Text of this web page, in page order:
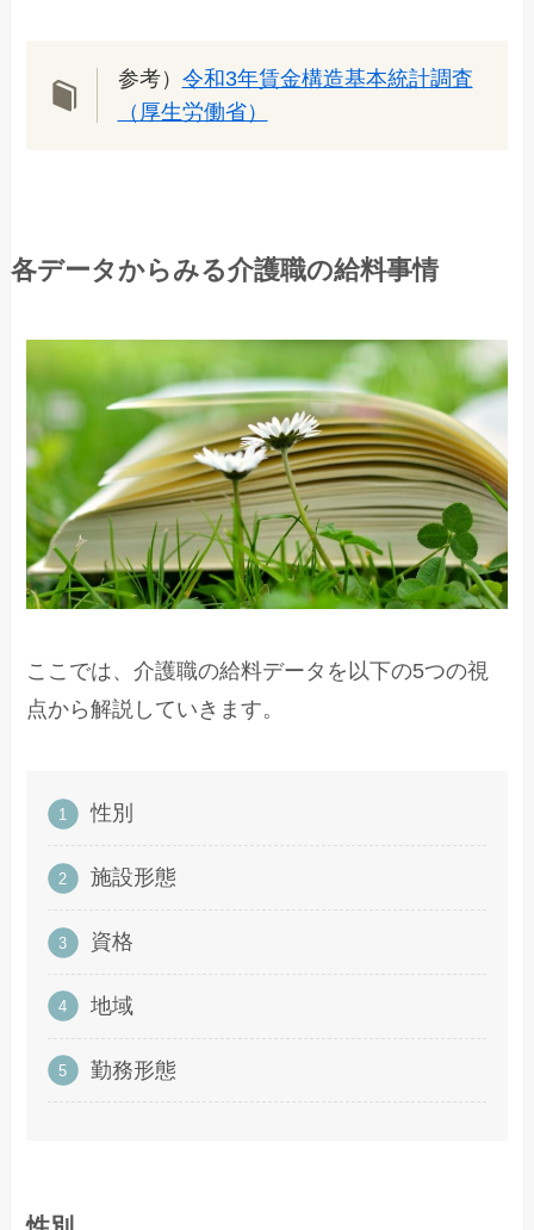
参考） 令和3年賃金構造基本統計調査
（厚生労働省）
各データからみる介護職の給料事情
ここでは、介護職の給料データを以下の5つの視
点から解説していきます。
性別
施設形態
資格
地域
勤務形態